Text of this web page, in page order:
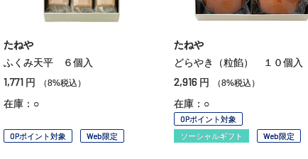
たねや
ふくみ天平 ６個入
1,771 円 （8%税込）
在庫：○
OPポイント対象 Web限定
たねや
どらやき（粒餡） １０個入
2,916 円 （8%税込）
在庫：○
OPポイント対象
ソーシャルギフト
Web限定